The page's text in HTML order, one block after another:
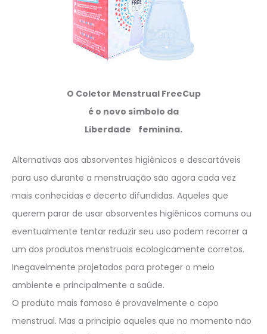
O Coletor Menstrual FreeCup
é o novo símbolo da
Liberdade feminina.
Alternativas aos absorventes higiênicos e descartáveis
para uso durante a menstruação são agora cada vez
mais conhecidas e decerto difundidas. Aqueles que
querem parar de usar absorventes higiênicos comuns ou
eventualmente tentar reduzir seu uso podem recorrer a
um dos produtos menstruais ecologicamente corretos.
Inegavelmente projetados para proteger o meio
ambiente e principalmente a saúde.
O produto mais famoso é provavelmente o copo
menstrual. Mas a principio aqueles que no momento não